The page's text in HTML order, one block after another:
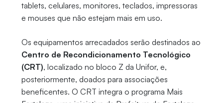
tablets, celulares, monitores, teclados, impressoras
e mouses que não estejam mais em uso.
Os equipamentos arrecadados serão destinados ao
Centro de Recondicionamento Tecnológico
(CRT), localizado no bloco Z da Unifor, e,
posteriormente, doados para associações
beneficentes. O CRT integra o programa Mais